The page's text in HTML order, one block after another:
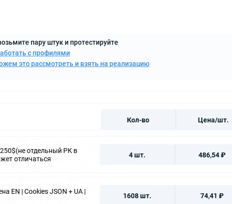
пару штук и протестируйте
с профилями
это рассмотреть и взять на реализацию
Кол-во Цена/шт.
отдельный РК в
отличаться
4 шт. 486,54 ₽
EN | Cookies JSON + UA |
1608 шт. 74,41 ₽